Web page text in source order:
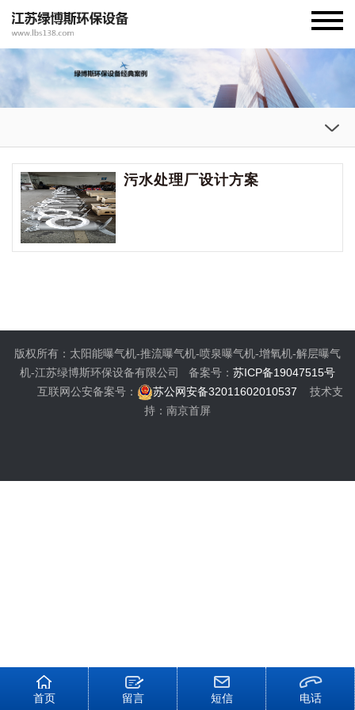
污水处理厂设计方案
版权所有：太阳能曝气机-推流曝气机-喷泉曝气机-增氧机-解层曝气
机-江苏绿博斯环保设备有限公司 备案号： 苏ICP备19047515号
互联网公安备案号：
苏公网安备32011602010537
技术支
持：南京首屏
首页 留言 短信 电话